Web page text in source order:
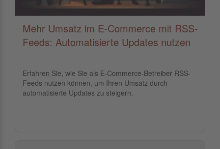
Mehr Umsatz im E-Commerce mit RSS-
Feeds: Automatisierte Updates nutzen
Erfahren Sie, wie Sie als E-Commerce-Betreiber RSS-
Feeds nutzen können, um Ihren Umsatz durch
automatisierte Updates zu steigern.